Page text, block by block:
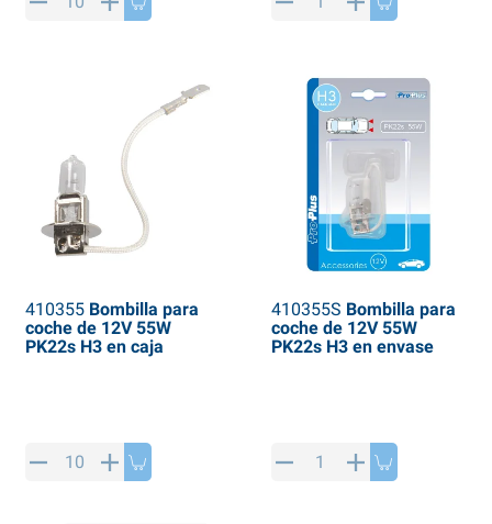
para invierno
410355Bombilla para
coche de 12V 55W
PK22s H3 en caja
410355S Bombilla para
coche de 12V 55W
PK22s H3 en envase